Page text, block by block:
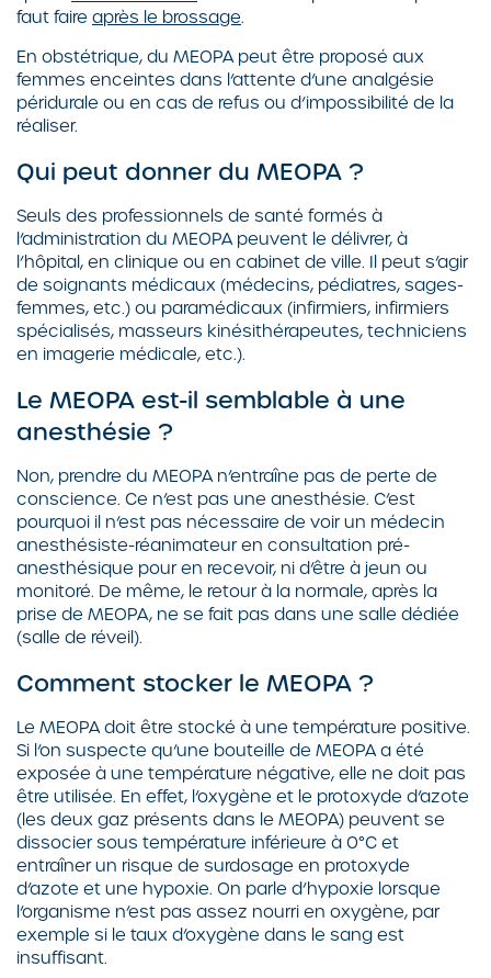
faut faire après le brossage.
En obstétrique, du MEOPA peut être proposé aux
femmes enceintes dans l’attente d’une analgésie
péridurale ou en cas de refus ou d’impossibilité de la
réaliser.
Qui peut donner du MEOPA ?
Seuls des professionnels de santé formés à
l’administration du MEOPA peuvent le délivrer, à
l’hôpital, en clinique ou en cabinet de ville. Il peut s’agir
de soignants médicaux (médecins, pédiatres, sages-
femmes, etc.) ou paramédicaux (infirmiers, infirmiers
spécialisés, masseurs kinésithérapeutes, techniciens
en imagerie médicale, etc.).
Le MEOPA est-il semblable à une
anesthésie ?
Non, prendre du MEOPA n’entraîne pas de perte de
conscience. Ce n’est pas une anesthésie. C’est
pourquoi il n’est pas nécessaire de voir un médecin
anesthésiste-réanimateur en consultation pré-
anesthésique pour en recevoir, ni d’être à jeun ou
monitoré. De même, le retour à la normale, après la
prise de MEOPA, ne se fait pas dans une salle dédiée
(salle de réveil).
Comment stocker le MEOPA ?
Le MEOPA doit être stocké à une température positive.
Si l’on suspecte qu’une bouteille de MEOPA a été
exposée à une température négative, elle ne doit pas
être utilisée. En effet, l’oxygène et le protoxyde d’azote
(les deux gaz présents dans le MEOPA) peuvent se
dissocier sous température inférieure à 0°C et
entraîner un risque de surdosage en protoxyde
d’azote et une hypoxie. On parle d’hypoxie lorsque
l’organisme n’est pas assez nourri en oxygène, par
exemple si le taux d’oxygène dans le sang est
insuffisant.